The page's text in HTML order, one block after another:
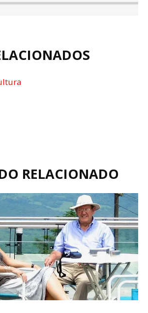
RELACIONADO